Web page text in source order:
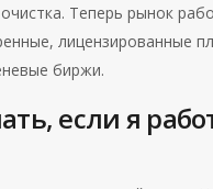
Теперь рынок
лицензированные
биржи.
если я